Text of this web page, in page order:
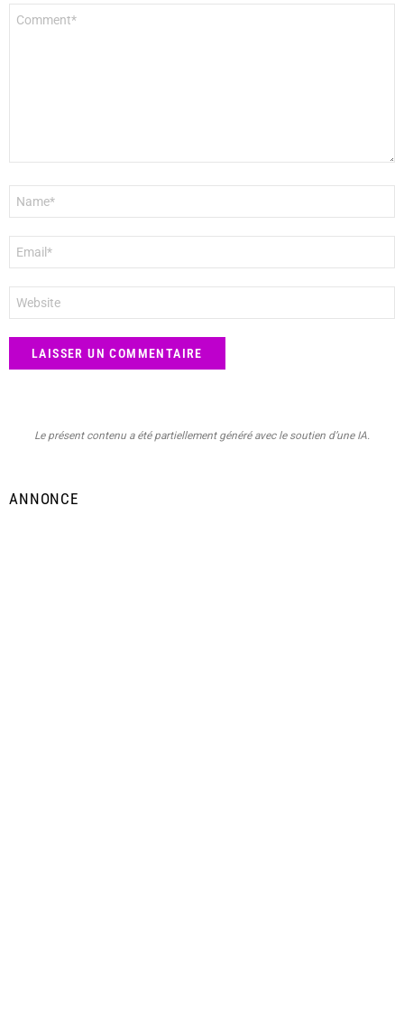
mail
*
web
Le présent contenu a été partiellement généré avec le soutien d’une IA.
ANNONCE